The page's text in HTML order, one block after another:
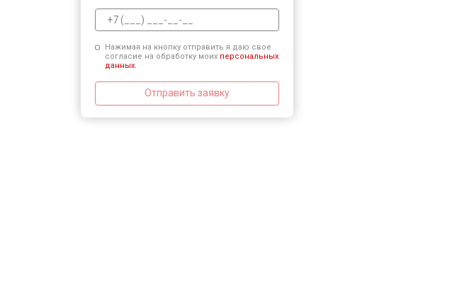
Нажимая на кнопку отправить я даю свое
согласие на обработку моих персональных
данных.
Отправить заявку